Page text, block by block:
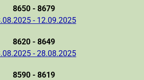
8650 - 8679
- 12.09.2025
8620 - 8649
- 28.08.2025
8590 - 8619